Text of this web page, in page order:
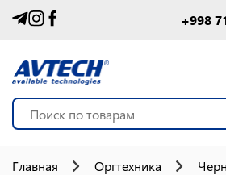
+998
Главная Оргтехника